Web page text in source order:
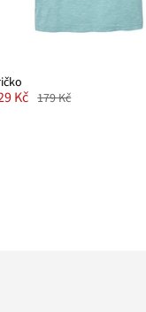
Kč 179 Kč